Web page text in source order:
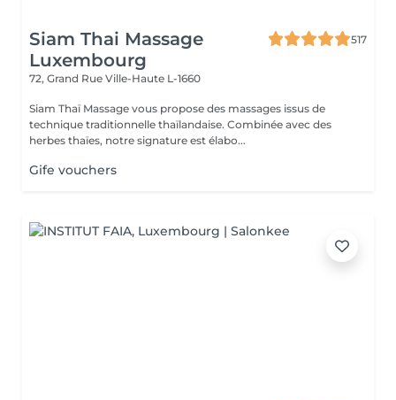
Siam Thai Massage
Luxembourg
517
72, Grand Rue Ville-Haute L-1660
Siam Thaï Massage vous propose des massages issus de
technique traditionnelle thaïlandaise. Combinée avec des
herbes thaïes, notre signature est élabo...
Gife vouchers